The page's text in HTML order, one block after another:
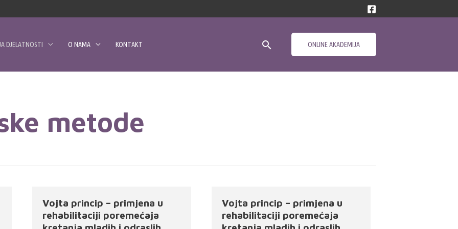
DJELATNOSTI O NAMA KONTAKT Search ONLINE AKADEMIJA
metode
Vojta princip – primjena u
rehabilitaciji poremećaja
Vojta princip – primjena u
rehabilitaciji poremećaja